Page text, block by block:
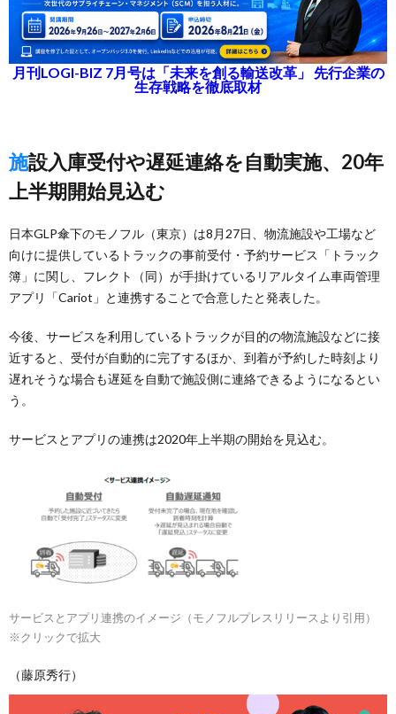
月刊LOGI-BIZ 7月号は「未来を創る輸送改革」 先行企業の
生存戦略を徹底取材
施設入庫受付や遅延連絡を自動実施、20年
上半期開始見込む
日本GLP傘下のモノフル（東京）は8月27日、物流施設や工場など
向けに提供しているトラックの事前受付・予約サービス「トラック
簿」に関し、フレクト（同）が手掛けているリアルタイム車両管理
アプリ「Cariot」と連携することで合意したと発表した。
今後、サービスを利用しているトラックが目的の物流施設などに接
近すると、受付が自動的に完了するほか、到着が予約した時刻より
遅れそうな場合も遅延を自動で施設側に連絡できるようになるとい
う。
サービスとアプリの連携は2020年上半期の開始を見込む。
サービスとアプリ連携のイメージ（モノフルプレスリリースより引用）
※クリックで拡大
（藤原秀行）